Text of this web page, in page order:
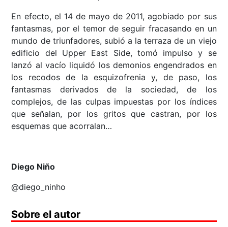
En efecto, el 14 de mayo de 2011, agobiado por sus
fantasmas, por el temor de seguir fracasando en un
mundo de triunfadores, subió a la terraza de un viejo
edificio del Upper East Side, tomó impulso y se
lanzó al vacío liquidó los demonios engendrados en
los recodos de la esquizofrenia y, de paso, los
fantasmas derivados de la sociedad, de los
complejos, de las culpas impuestas por los índices
que señalan, por los gritos que castran, por los
esquemas que acorralan…
Diego Niño
@diego_ninho
Sobre el autor